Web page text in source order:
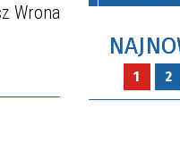
Wrona
1 2